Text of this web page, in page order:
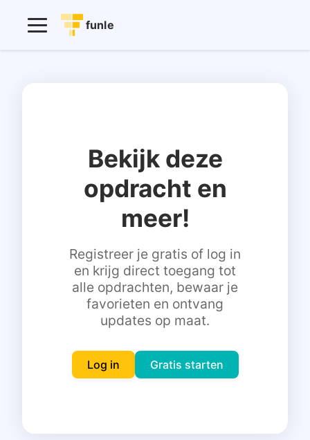
funle
Inloggen
Gratis starten
Bekijk deze
opdracht en
meer!
Registreer je gratis of log in
en krijg direct toegang tot
alle opdrachten, bewaar je
favorieten en ontvang
updates op maat.
Log in Gratis starten